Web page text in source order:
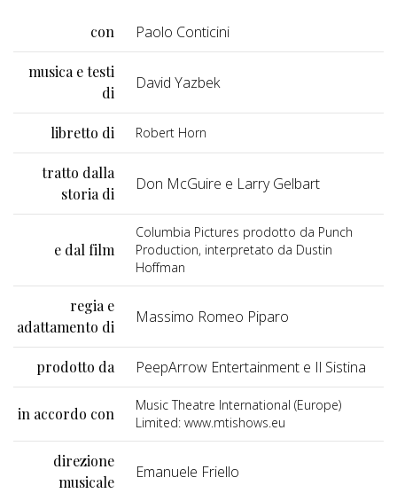
con Paolo Conticini
musica e testi
di
David Yazbek
libretto di Robert Horn
tratto dalla
storia di
Don McGuire e Larry Gelbart
e dal film
Columbia Pictures prodotto da Punch
Production, interpretato da Dustin
Hoffman
regia e
adattamento di
Massimo Romeo Piparo
prodotto da PeepArrow Entertainment e Il Sistina
in accordo con
Music Theatre International (Europe)
Limited: www.mtishows.eu
direzione
musicale
Emanuele Friello